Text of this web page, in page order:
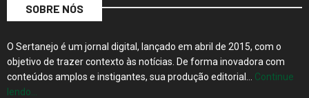
SOBRE NÓS
O Sertanejo é um jornal digital, lançado em abril de 2015, com o
objetivo de trazer contexto às notícias. De forma inovadora com
conteúdos amplos e instigantes, sua produção editorial… Continue
lendo…